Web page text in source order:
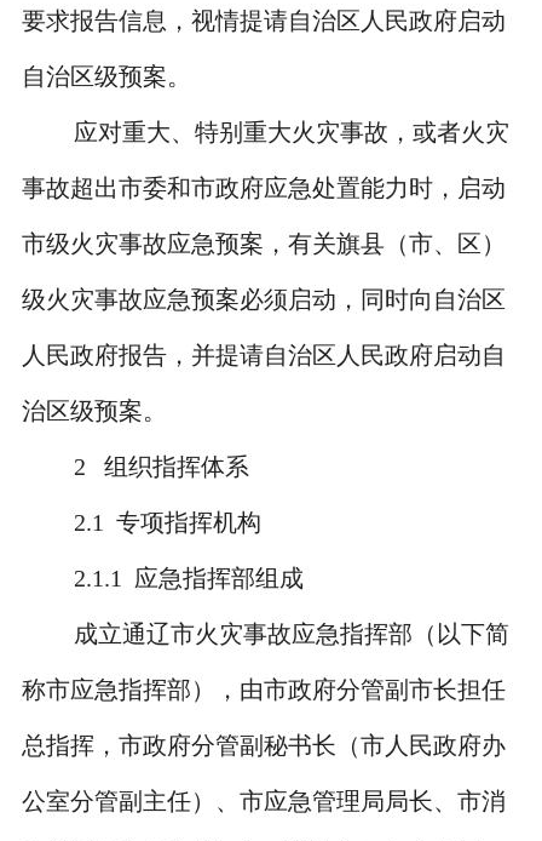
要求报告信息，视情提请自治区人民政府启动
自治区级预案。
应对重大、特别重大火灾事故，或者火灾
事故超出市委和市政府应急处置能力时，启动
市级火灾事故应急预案，有关旗县（市、区）
级火灾事故应急预案必须启动，同时向自治区
人民政府报告， 并提请自治区人民政府启动自
治区级预案。
2 组织指挥体系
2.1 专项指挥机构
2.1.1 应急指挥部组成
成立通辽市火灾事故应急指挥部（以下简
称市应急指挥部），由市政府分管副市长担任
总指挥，市政府分管副秘书长（市人民政府办
公室分管副主任）、市应急管理局局长、市消